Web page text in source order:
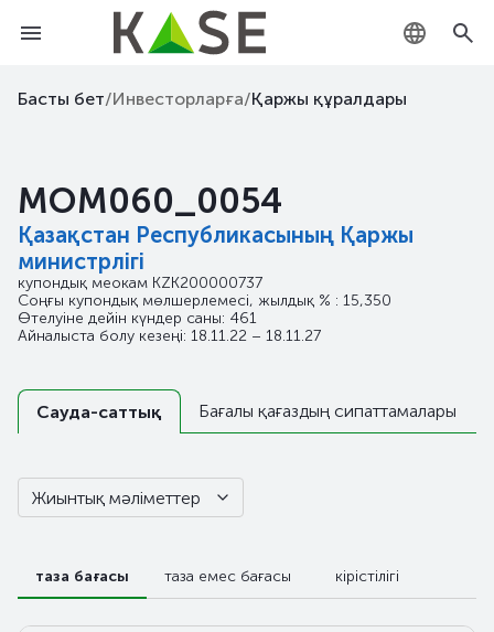
KZ
Басты бет/Инвесторларға/Қаржы құралдары
MOM060_0054
Қазақстан Республикасының Қаржы
министрлігі
купондық меокам KZK200000737
Соңғы купондық мөлшерлемесі, жылдық % : 15,350
Өтелуіне дейін күндер саны: 461
Айналыста болу кезеңі: 18.11.22 – 18.11.27
Сауда-саттық Бағалы қағаздың сипаттамалары
Жиынтық мәліметтер
таза бағасы таза емес бағасы кірістілігі